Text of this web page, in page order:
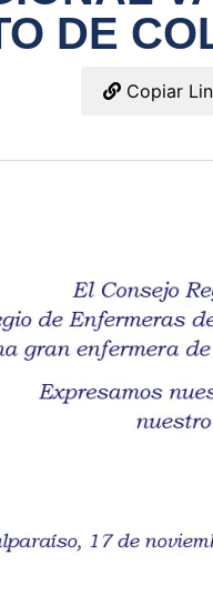
DE
Copiar